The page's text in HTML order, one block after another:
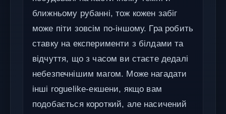
ближньому рубанні, тож кожен забіг
може піти зовсім по-іншому. Гра робить
ставку на експерименти з білдами та
відчуття, що з часом ви стаєте дедалі
небезпечнішим магом. Може нагадати
інші roguelike-екшени, якщо вам
подобається короткий, але насичений